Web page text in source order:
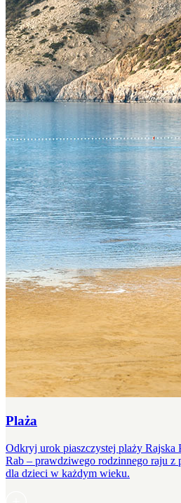
Plaża
Odkryj urok piaszczystej plaży Rajska
Rab – prawdziwego rodzinnego raju z
dla dzieci w każdym wieku.